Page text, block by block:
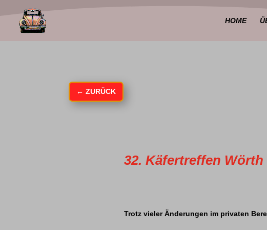
HOME
←ZURÜCK
32. Käfertreffen Wörth
Trotz vieler Änderungen im privaten